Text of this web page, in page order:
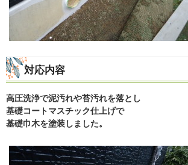
対応内容
高圧洗浄で泥汚れや苔汚れを落とし
基礎コートマスチック仕上げで
基礎巾木を塗装しました。